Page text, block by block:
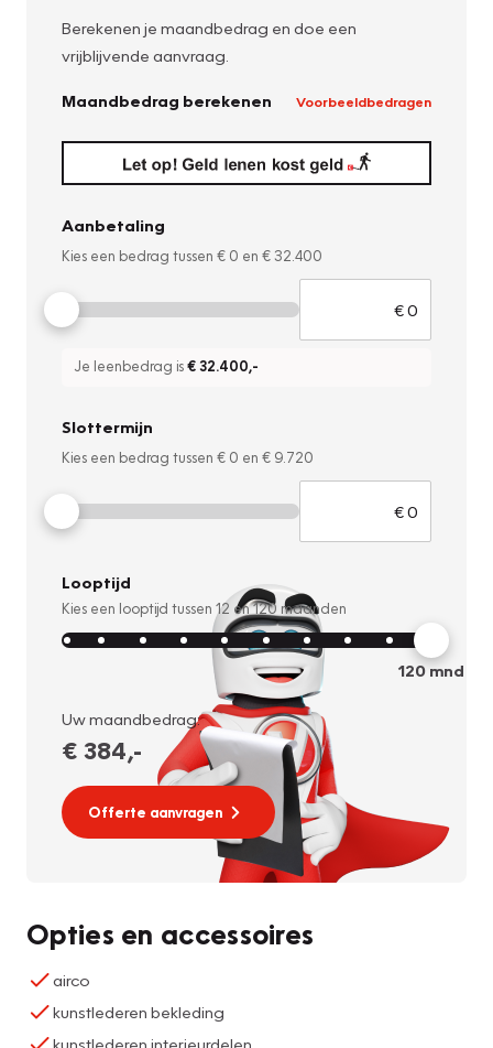
Berekenen je maandbedrag en doe een
vrijblijvende aanvraag.
Maandbedrag berekenen Voorbeeldbedragen
Aanbetaling
Kies een bedrag tussen € 0 en € 32.400
Je leenbedrag is€ 32.400,-
Slottermijn
Kies een bedrag tussen € 0 en € 9.720
Looptijd
Kies een looptijd tussen 12 en120 maanden
120mnd
Uw maandbedrag:
€ 384,-
Offerte aanvragen
Opties en accessoires
airco
kunstlederen bekleding
kunstlederen interieurdelen